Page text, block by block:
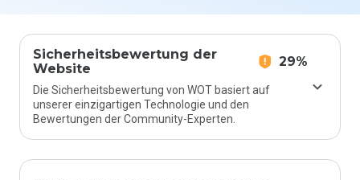
Sicherheitsbewertung der
Website
29%
Die Sicherheitsbewertung von WOT basiert auf
unserer einzigartigen Technologie und den
Bewertungen der Community-Experten.